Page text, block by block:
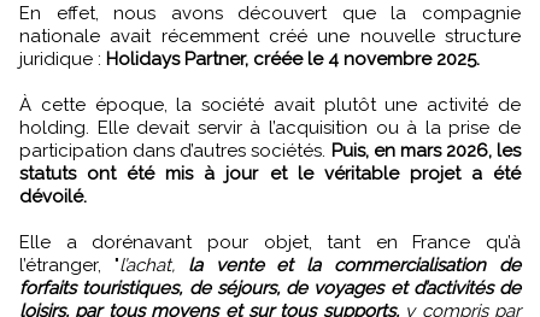
En effet, nous avons découvert que la compagnie
nationale avait récemment créé une nouvelle structure
juridique : Holidays Partner, créée le 4 novembre 2025.
À cette époque, la société avait plutôt une activité de
holding. Elle devait servir à l’acquisition ou à la prise de
participation dans d’autres sociétés. Puis, en mars 2026, les
statuts ont été mis à jour et le véritable projet a été
dévoilé.
Elle a dorénavant pour objet, tant en France qu’à
l’étranger, "l’achat,la vente et la commercialisation de
forfaits touristiques, de séjours, de voyages et d’activités de
loisirs, par tous moyens et sur tous supports,y compris par